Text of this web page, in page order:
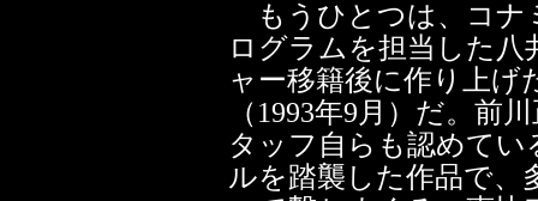
もうひとつは、コナ
ログラムを担当した八
ャー移籍後に作り上げ
（1993年9月）だ。前
タッフ自らも認めて
ルを踏襲した作品で、